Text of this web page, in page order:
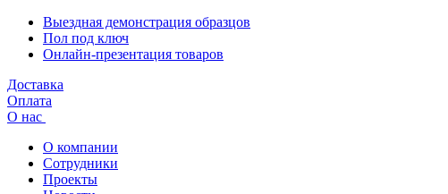
Выездная демонстрация образцов
Пол под ключ
Онлайн-презентация товаров
Доставка
Оплата
О нас
О компании
Сотрудники
Проекты